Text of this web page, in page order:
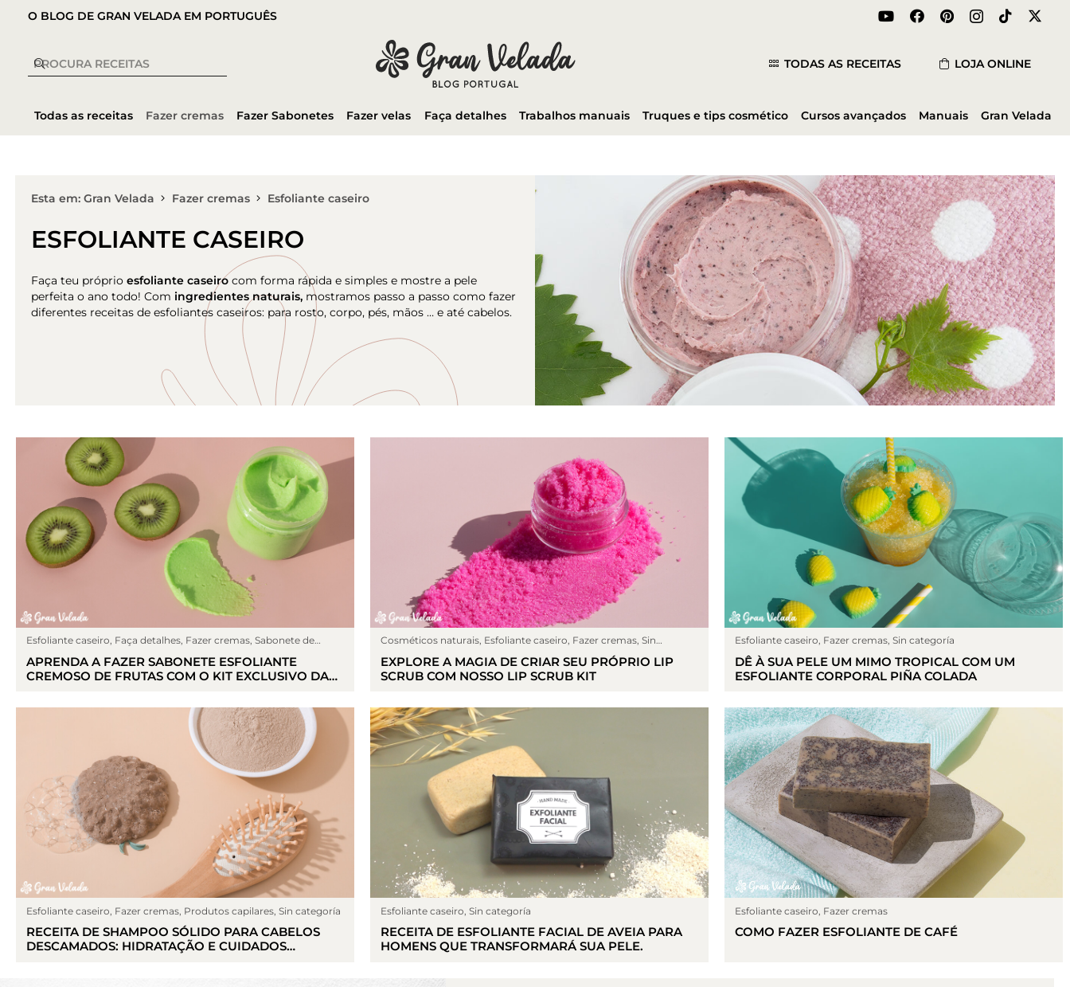
O BLOG DE GRAN VELADA EM PORTUGUÊS
TODAS AS RECEITAS LOJA ONLINE
Todas as receitas Fazer cremas Fazer Sabonetes Fazer velas Faça detalhes Trabalhos manuais Truques e tips cosmético Cursos avançados Manuais Gran Velada
Esta em: Gran Velada Fazer cremas Esfoliante caseiro
ESFOLIANTE CASEIRO
Faça teu próprio esfoliante caseiro com forma rápida e simples e mostre a pele
perfeita o ano todo! Com ingredientes naturais, mostramos passo a passo como fazer
diferentes receitas de esfoliantes caseiros: para rosto, corpo, pés, mãos … e até cabelos.
Esfoliante caseiro, Faça detalhes, Fazer cremas,Sabonete de
glicerina,Sin categoría
APRENDA A FAZER SABONETE ESFOLIANTE
CREMOSO DE FRUTAS COM O KIT EXCLUSIVO DA
Cosméticos naturais, Esfoliante caseiro, Fazer cremas,Sin
categoría
EXPLORE A MAGIA DE CRIAR SEU PRÓPRIO LIP
SCRUB COM NOSSO LIP SCRUB KIT
Esfoliante caseiro, Fazer cremas,Sin categoría
DÊ À SUA PELE UM MIMO TROPICAL COM UM
ESFOLIANTE CORPORAL PIÑA COLADA
Esfoliante caseiro Fazer cremas Produtos capilares ,Sin categoría
RECEITA DE SHAMPOO SÓLIDO PARA CABELOS
DESCAMADOS: HIDRATAÇÃO E CUIDADOS
Esfoliante caseiro ,Sin categoría
RECEITA DE ESFOLIANTE FACIAL DE AVEIA PARA
HOMENS QUE TRANSFORMARÁ SUA PELE.
Esfoliante caseiro Fazer cremas
COMO FAZER ESFOLIANTE DE CAFÉ